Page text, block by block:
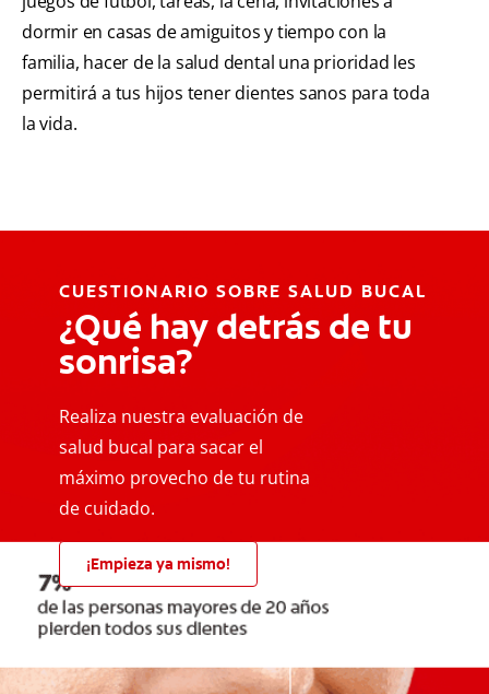
dormir en casas de amiguitos y tiempo con la
familia, hacer de la salud dental una prioridad les
permitirá a tus hijos tener dientes sanos para toda
la vida.
CUESTIONARIO SOBRE SALUD BUCAL
¿Qué hay detrás de tu
sonrisa?
Realiza nuestra evaluación de
salud bucal para sacar el
máximo provecho de tu rutina
de cuidado.
¡Empieza ya mismo!